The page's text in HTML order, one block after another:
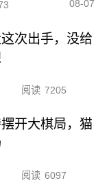
08-07
次出手，没给
阅读 7205
开大棋局，猫
阅读 6097